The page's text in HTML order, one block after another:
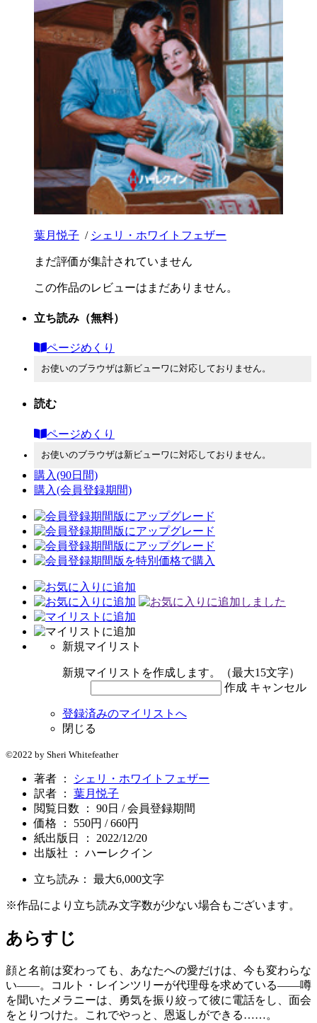
葉月悦子 / シェリ・ホワイトフェザー
まだ評価が集計されていません
この作品のレビューはまだありません。
立ち読み （無料）
ページめくり
お使いのブラウザは新ビューワに対応しておりません。
読む
ページめくり
お使いのブラウザは新ビューワに対応しておりません。
購入(90日間)
購入(会員登録期間)
新規マイリスト
新規マイリストを作成します。（最大15文字）
作成 キャンセル
登録済みのマイリストへ
閉じる
©2022 by Sheri Whitefeather
著者 ：
シェリ・ホワイトフェザー
訳者 ： 葉月悦子
閲覧日数 ： 90日 / 会員登録期間
価格 ： 550円 / 660円
紙出版日 ： 2022/12/20
出版社 ： ハーレクイン
立ち読み： 最大6,000文字
※作品により立ち読み文字数が少ない場合もございます。
あらすじ
顔と名前は変わっても、あなたへの愛だけは、今も変わらな
い――。コルト・レインツリーが代理母を求めている――噂
を聞いたメラニーは、勇気を振り絞って彼に電話をし、面会
をとりつけた。これでやっと、恩返しができる……。